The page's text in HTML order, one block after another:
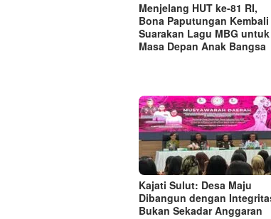
Menjelang HUT ke-81 RI,
Bona Paputungan Kembali
Suarakan Lagu MBG untuk
Masa Depan Anak Bangsa
Kajati Sulut: Desa Maju
Dibangun dengan
Bukan Sekadar Anggaran